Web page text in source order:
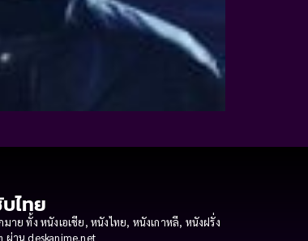
ไทย
ย ทั้ง หนังเอเชีย, หนังไทย, หนังเกาหลี, หนังฝรั่ง
าน deskanime.net